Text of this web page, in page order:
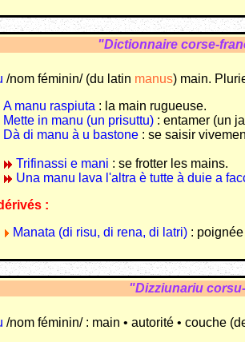
"Dictionnaire corse-
/nom féminin/ (du latin manus) main.
A manu raspiuta : la main rugueuse.
Mette in manu (un prisuttu): entamer (un
Dà di manu à u bastone : se saisir
Trifinassi e mani : se frotter les mains.
Una manu lava l'altra è tutte à duie a
:
Manata (di risu, di rena, di latri): poignée
"Dizziunariu
/nom féminin/ : main • autorité • couche